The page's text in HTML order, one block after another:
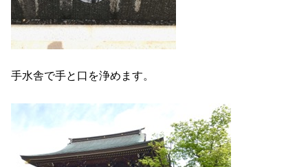
手水舎で手と口を浄めます。